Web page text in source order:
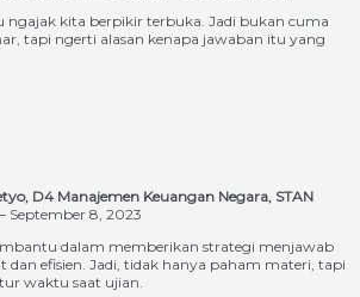
ngajak kita berpikir terbuka. Jadi bukan cuma
tapi ngerti alasan kenapa jawaban itu yang
D4 Manajemen Keuangan Negara, STAN
– September 8, 2023
dalam memberikan strategi menjawab
dan efisien. Jadi, tidak hanya paham materi, tapi
waktu saat ujian.